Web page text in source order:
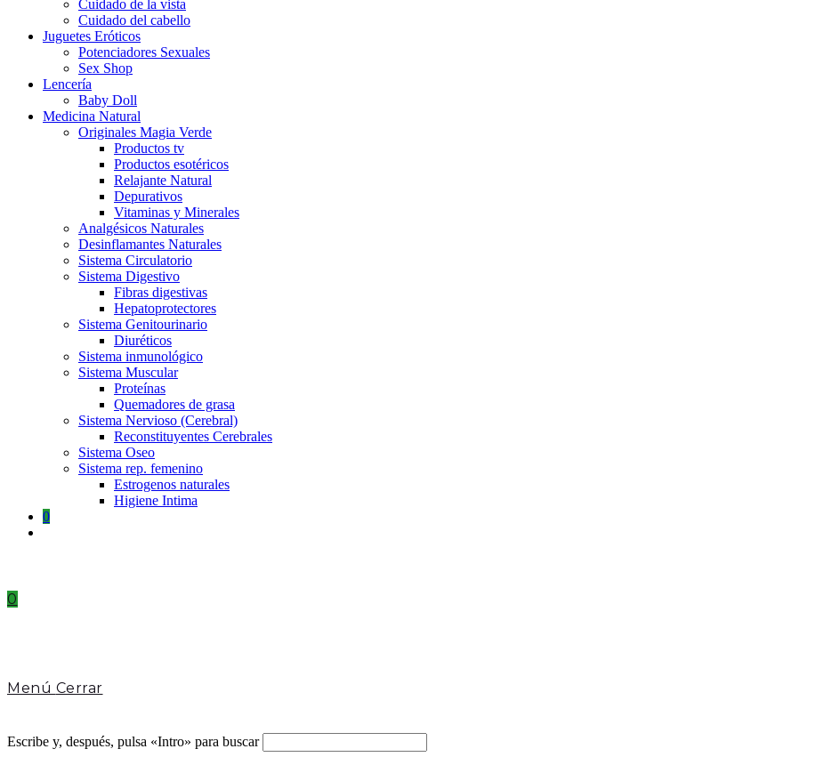
Cuidado de la vista
Cuidado del cabello
Juguetes Eróticos
Potenciadores Sexuales
Sex Shop
Lencería
Baby Doll
Medicina Natural
Originales Magia Verde
Productos tv
Productos esotéricos
Relajante Natural
Depurativos
Vitaminas y Minerales
Analgésicos Naturales
Desinflamantes Naturales
Sistema Circulatorio
Sistema Digestivo
Fibras digestivas
Hepatoprotectores
Sistema Genitourinario
Diuréticos
Sistema inmunológico
Sistema Muscular
Proteínas
Quemadores de grasa
Sistema Nervioso (Cerebral)
Reconstituyentes Cerebrales
Sistema Oseo
Sistema rep. femenino
Estrogenos naturales
Higiene Intima
0
0
Menú Cerrar
Escribe y, después, pulsa «Intro» para buscar